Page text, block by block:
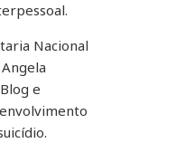
Nacional
e